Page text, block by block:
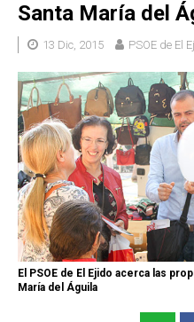
Santa María del
13 Dic, 2015 PSOE de El
El PSOE de El Ejido acerca las
María del Águila